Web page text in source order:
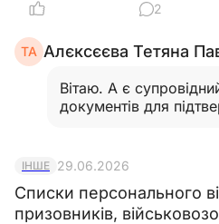
2
ТА Алєксєєва Тетяна
Вітаю. А є
документів для
ІНШЕ 29.06.2026
Списки персонального
призовників,